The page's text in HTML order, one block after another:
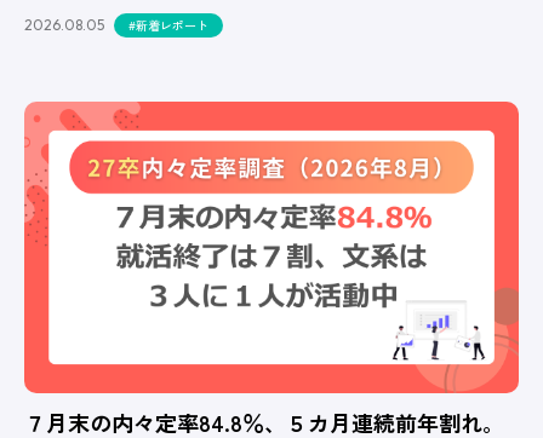
2026.08.05 #新着レポート
７月末の内々定率84.8％、５カ月連続前年割れ。